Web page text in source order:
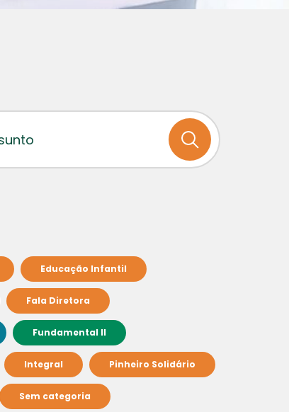
Educação Infantil
Fala Diretora
Fundamental II
Integral Pinheiro Solidário
Sem categoria